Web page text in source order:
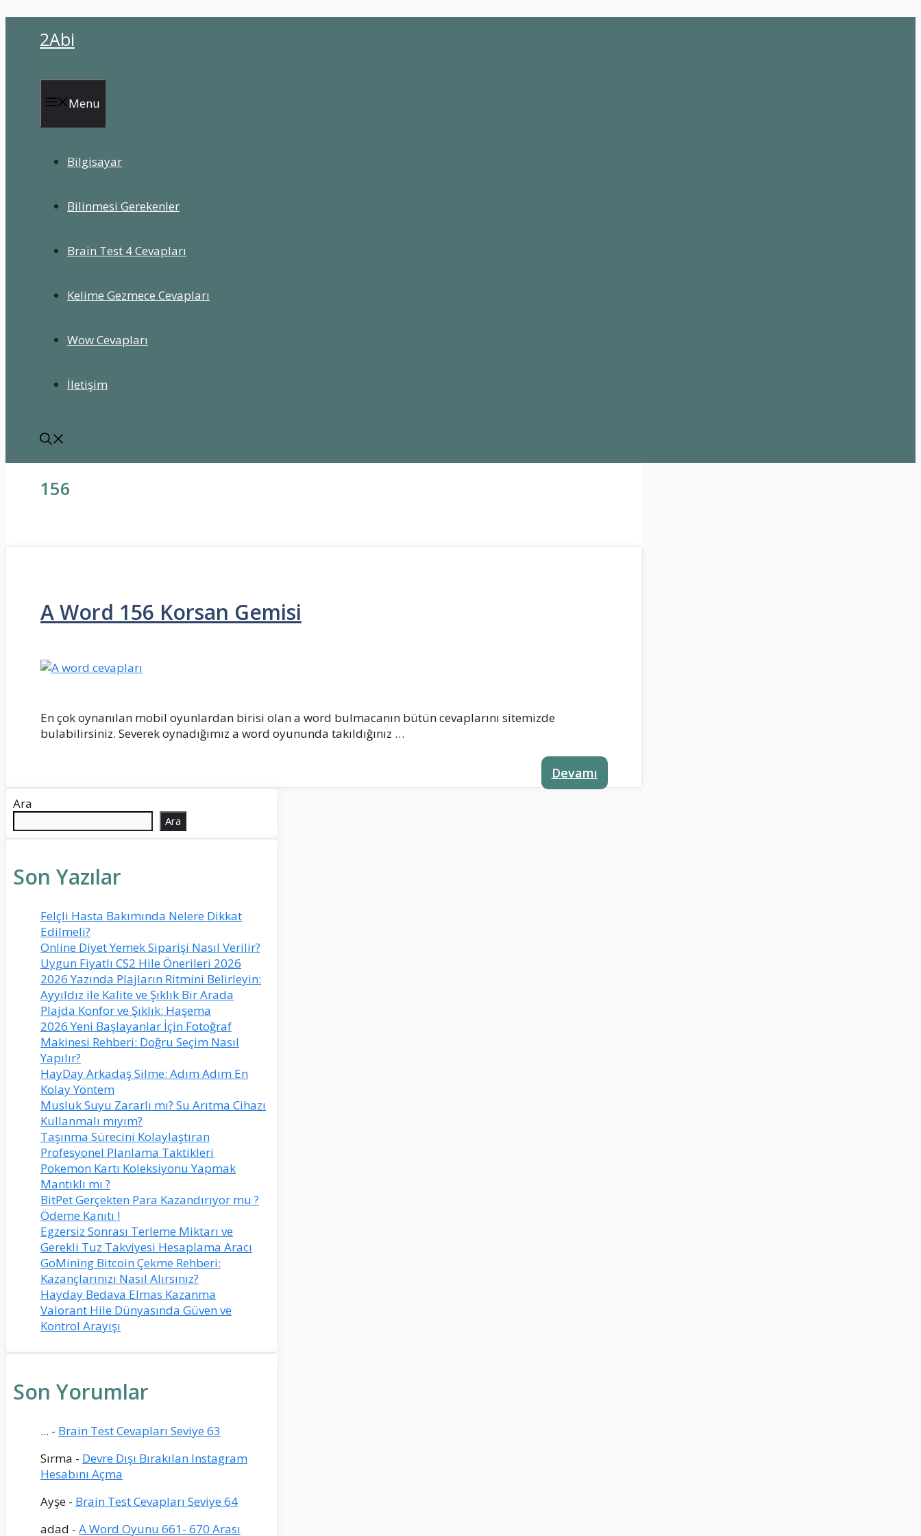
2Abi
Menu
Bilgisayar
Bilinmesi Gerekenler
Brain Test 4 Cevapları
Kelime Gezmece Cevapları
Wow Cevapları
İletişim
156
A Word 156 Korsan Gemisi
En çok oynanılan mobil oyunlardan birisi olan a word bulmacanın bütün cevaplarını sitemizde
bulabilirsiniz. Severek oynadığımız a word oyununda takıldığınız …
Devamı
Ara
Ara
Son Yazılar
Felçli Hasta Bakımında Nelere Dikkat
Edilmeli?
Online Diyet Yemek Siparişi Nasıl Verilir?
Uygun Fiyatlı CS2 Hile Önerileri 2026
2026 Yazında Plajların Ritmini Belirleyin:
Ayyıldız ile Kalite ve Şıklık Bir Arada
Plajda Konfor ve Şıklık: Haşema
2026 Yeni Başlayanlar İçin Fotoğraf
Makinesi Rehberi: Doğru Seçim Nasıl
Yapılır?
HayDay Arkadaş Silme: Adım Adım En
Kolay Yöntem
Musluk Suyu Zararlı mı? Su Arıtma Cihazı
Kullanmalı mıyım?
Taşınma Sürecini Kolaylaştıran
Profesyonel Planlama Taktikleri
Pokemon Kartı Koleksiyonu Yapmak
Mantıklı mı ?
BitPet Gerçekten Para Kazandırıyor mu ?
Ödeme Kanıtı !
Egzersiz Sonrası Terleme Miktarı ve
Gerekli Tuz Takviyesi Hesaplama Aracı
GoMining Bitcoin Çekme Rehberi:
Kazançlarınızı Nasıl Alırsınız?
Hayday Bedava Elmas Kazanma
Valorant Hile Dünyasında Güven ve
Kontrol Arayışı
Son Yorumlar
... - Brain Test Cevapları Seviye 63
Sırma - Devre Dışı Bırakılan Instagram
Hesabını Açma
Ayşe - Brain Test Cevapları Seviye 64
adad - A Word Oyunu 661- 670 Arası